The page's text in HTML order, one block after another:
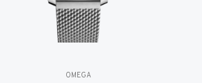
OMEGA